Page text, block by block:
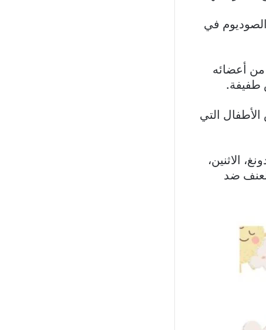
في
وظائف عدد من أعضائه
التي
الاثنين،
العنف ضد